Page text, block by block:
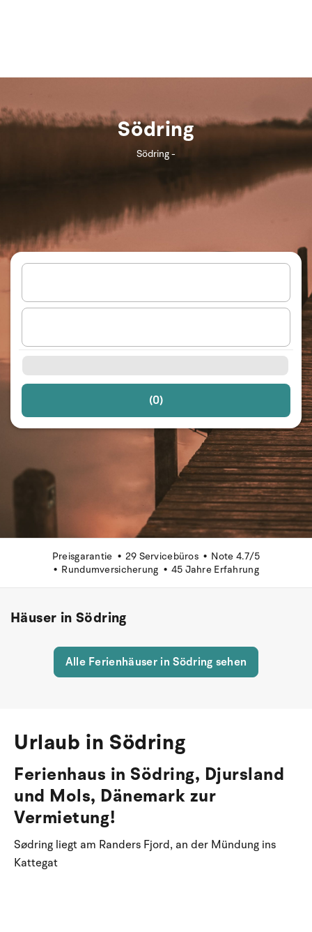
(0)
Södring
Södring -
Preisgarantie 29 Servicebüros
Note 4.7/5
Rundumversicherung
45 Jahre Erfahrung
Häuser in Södring
Alle Ferienhäuser in Södring sehen
Urlaub in Södring
Ferienhaus in Södring, Djursland
und Mols, Dänemark zur
Vermietung!
Sødring liegt am Randers Fjord, an der Mündung ins
Kattegat